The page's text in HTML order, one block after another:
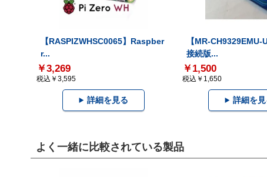
【RASPIZWHSC0065】Raspber
r...
￥3,269
税込￥3,595
詳細を見る
【MR-CH9329EMU-
接続版...
￥1,500
税込￥1,650
詳細を見
よく一緒に比較されている製品